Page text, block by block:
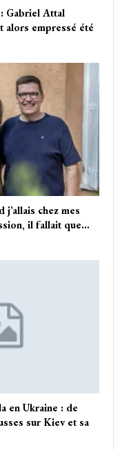
Gabriel Attal
alors empressé été
chez mes
il fallait que…
en Ukraine : de
sur Kiev et sa